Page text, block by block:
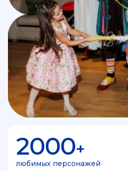
2000+
любимых персонажей